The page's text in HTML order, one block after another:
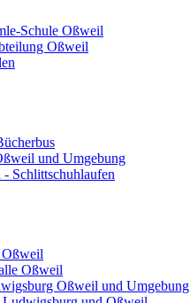
Schule Oßweil
Oßweil
und Umgebung
- Schlittschuhlaufen
Oßweil
Oßweil und Umgebung